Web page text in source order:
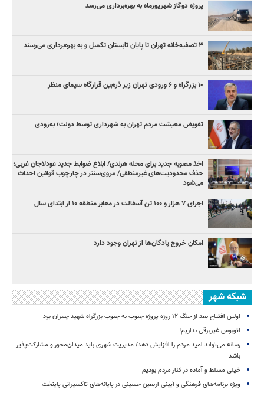
پروژه دوگاز شهریورماه به بهره‌برداری می‌رسد
۳ ﺗﺼﻔﻴﻪ‌ﺧﺎﻧﻪ‌ تهران تا پایان تابستان تکمیل و به بهره‌برداری می‌رسند
۱۰ بزرگراه و ۶ ورودی تهران زیر ذره‌بین قرارگاه سیمای منظر
تفویض معیشت مردم تهران به شهرداری توسط دولت؛ به‌زودی
اخذ مصوبه جدید برای محله هرندی/ ابلاغ ضوابط جدید عودلاجان غربی؛
حذف محدودیت‌های غیرمنطقی/ مروی‌سنتر در چارچوب قوانین احداث
می‌شود
اجرای ۷ هزار و ۱۰۰ تن آسفالت در معابر منطقه ۱۰ از ابتدای سال
امکان خروج پادگان‌ها از تهران وجود دارد
شبکه شهر
اولین افتتاح بعد از جنگ ۱۲ روزه پروژه‌ جنوب به جنوب بزرگراه شهید چمران بود
اتوبوس غیربرقی نداریم!
رسانه می‌تواند امید مردم را افزایش دهد/ مدیریت شهری باید میدان‌محور و مشارکت‌پذیر
باشد
خیلی مسلط و آماده در کنار مردم بودیم
ویژه برنامه‌های فرهنگی و آیینی اربعین حسینی در پایانه‌های تاکسیرانی پایتخت